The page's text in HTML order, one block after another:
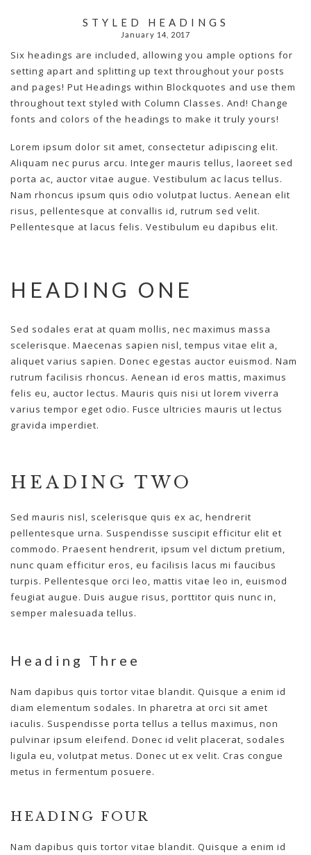
STYLED HEADINGS
January 14, 2017
Six headings are included, allowing you ample options for
setting apart and splitting up text throughout your posts
and pages! Put Headings within Blockquotes and use them
throughout text styled with Column Classes. And! Change
fonts and colors of the headings to make it truly yours!
Lorem ipsum dolor sit amet, consectetur adipiscing elit.
Aliquam nec purus arcu. Integer mauris tellus, laoreet sed
porta ac, auctor vitae augue. Vestibulum ac lacus tellus.
Nam rhoncus ipsum quis odio volutpat luctus. Aenean elit
risus, pellentesque at convallis id, rutrum sed velit.
Pellentesque at lacus felis. Vestibulum eu dapibus elit.
HEADING ONE
Sed sodales erat at quam mollis, nec maximus massa
scelerisque. Maecenas sapien nisl, tempus vitae elit a,
aliquet varius sapien. Donec egestas auctor euismod. Nam
rutrum facilisis rhoncus. Aenean id eros mattis, maximus
felis eu, auctor lectus. Mauris quis nisi ut lorem viverra
varius tempor eget odio. Fusce ultricies mauris ut lectus
gravida imperdiet.
HEADING TWO
Sed mauris nisl, scelerisque quis ex ac, hendrerit
pellentesque urna. Suspendisse suscipit efficitur elit et
commodo. Praesent hendrerit, ipsum vel dictum pretium,
nunc quam efficitur eros, eu facilisis lacus mi faucibus
turpis. Pellentesque orci leo, mattis vitae leo in, euismod
feugiat augue. Duis augue risus, porttitor quis nunc in,
semper malesuada tellus.
Heading Three
Nam dapibus quis tortor vitae blandit. Quisque a enim id
diam elementum sodales. In pharetra at orci sit amet
iaculis. Suspendisse porta tellus a tellus maximus, non
pulvinar ipsum eleifend. Donec id velit placerat, sodales
ligula eu, volutpat metus. Donec ut ex velit. Cras congue
metus in fermentum posuere.
HEADING FOUR
Nam dapibus quis tortor vitae blandit. Quisque a enim id